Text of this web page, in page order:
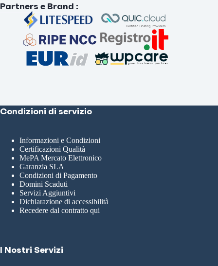
Partners e Brand :
Condizioni di servizio
Informazioni e Condizioni
Certificazioni Qualità
MePA Mercato Elettronico
Garanzia SLA
Condizioni di Pagamento
Domini Scaduti
Servizi Aggiuntivi
Dichiarazione di accessibilità
Recedere dal contratto qui
I Nostri Servizi